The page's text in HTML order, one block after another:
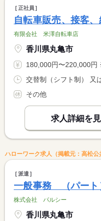
正社員
自転車販売、接客
有限会社 米澤自転車店
香川県丸亀市
180,000円〜220,000円 ※フルタイム求人の場合は
その他
求人詳細を
ハローワーク求人（掲載元：高松公
派遣
一般事務 （パート
株式会社 パルシー
香川県丸亀市